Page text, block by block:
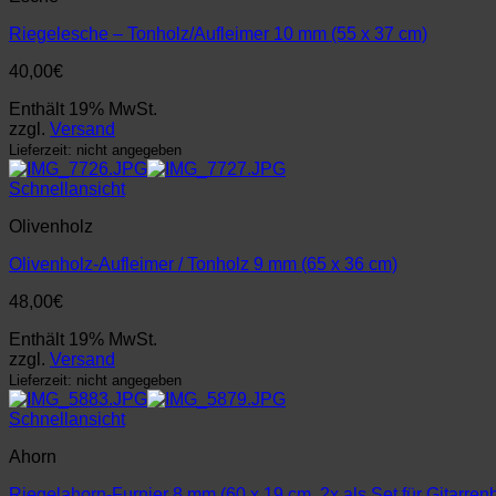
Riegelesche – Tonholz/Aufleimer 10 mm (55 x 37 cm)
40,00€
Enthält 19% MwSt.
zzgl. Versand
Lieferzeit: nicht angegeben
Schnellansicht
Olivenholz
Olivenholz-Aufleimer / Tonholz 9 mm (65 x 36 cm)
48,00€
Enthält 19% MwSt.
zzgl. Versand
Lieferzeit: nicht angegeben
Schnellansicht
Ahorn